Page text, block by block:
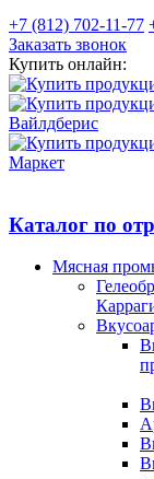
+7 (812) 702-11-77
Заказать звонок
Купить онлайн:
Каталог по
Мясная